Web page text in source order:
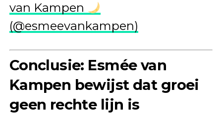
van Kampen
(@esmeevankampen)
Conclusie: Esmée van
Kampen bewijst dat groei
geen rechte lijn is